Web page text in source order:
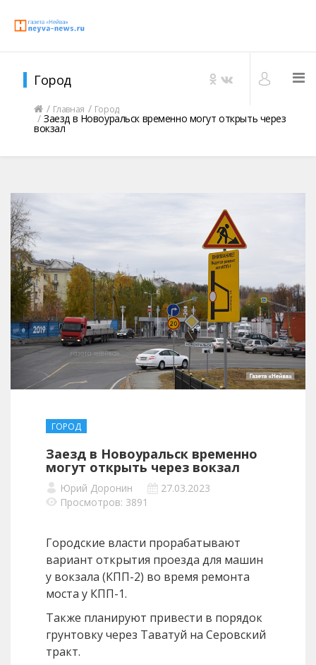
Город
Главная Город
Заезд в Новоуральск временно могут открыть через
вокзал
ГОРОД
Заезд в Новоуральск временно
могут открыть через вокзал
Юрий Доронин
27.03.2023
Просмотров: 3891
Городские власти прорабатывают
вариант открытия проезда для машин
у вокзала (КПП-2) во время ремонта
моста у КПП-1.
Также планируют привести в порядок
грунтовку через Таватуй на Серовский
тракт.